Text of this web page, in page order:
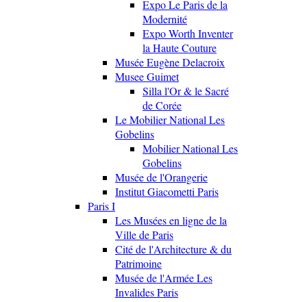
Expo Le Paris de la
Modernité
Expo Worth Inventer
la Haute Couture
Musée Eugène Delacroix
Musee Guimet
Silla l'Or & le Sacré
de Corée
Le Mobilier National Les
Gobelins
Mobilier National Les
Gobelins
Musée de l'Orangerie
Institut Giacometti Paris
Paris I
Les Musées en ligne de la
Ville de Paris
Cité de l'Architecture & du
Patrimoine
Musée de l'Armée Les
Invalides Paris